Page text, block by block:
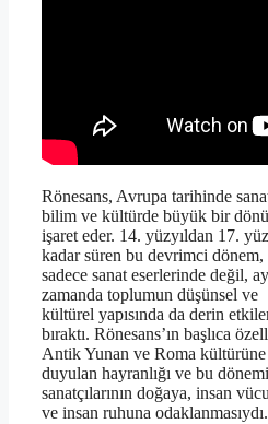
Rönesans, Avrupa tarihinde
bilim ve kültürde büyük bir
işaret eder. 14. yüzyıldan 17.
kadar süren bu devrimci dönem,
sadece sanat eserlerinde değil,
zamanda toplumun düşünsel ve
kültürel yapısında da derin
bıraktı. Rönesans’ın başlıca
Antik Yunan ve Roma kültürüne
duyulan hayranlığı ve bu
sanatçılarının doğaya, insan
ve insan ruhuna odaklanmasıydı.